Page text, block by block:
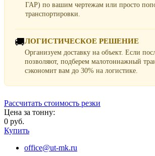
ГАР) по вашим чертежам или просто
транспортировки.
🚚ЛОГИСТИЧЕСКОЕ РЕШЕНИЕ
Организуем доставку на объект. Если
позволяют, подберем малотоннажный
сэкономит вам до 30% на логистике.
Рассчитать стоимость резки
Цена за тонну:
0 руб.
Купить
office@ut-mk.ru